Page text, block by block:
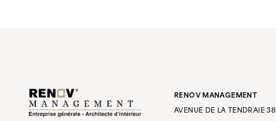
RENOV MANAGEMENT
AVENUE DE LA TENDRAIE 38